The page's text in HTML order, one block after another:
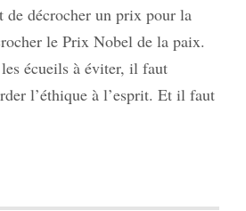
de décrocher un prix pour la
le Prix Nobel de la paix.
écueils à éviter, il faut
l’éthique à l’esprit. Et il faut